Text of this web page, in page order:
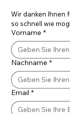
Wir danken Ihnen
so schnell wie
Vorname *
Nachname *
Email *